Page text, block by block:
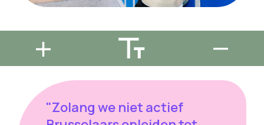
"Zolang we niet actief